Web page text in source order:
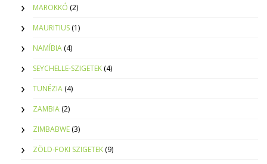
MAROKKÓ (2)
MAURITIUS (1)
NAMÍBIA (4)
SEYCHELLE-SZIGETEK (4)
TUNÉZIA (4)
ZAMBIA (2)
ZIMBABWE (3)
ZÖLD-FOKI SZIGETEK (9)